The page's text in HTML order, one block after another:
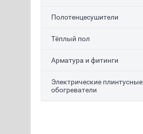
Полотенцесушители
Тёплый пол
Арматура и фитинги
Электрические плинтусные
обогреватели